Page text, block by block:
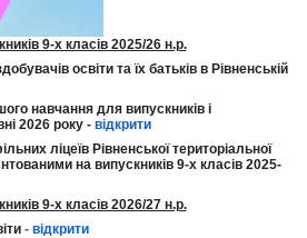
9-х класів 2025/26 н.р.
освіти та їх батьків в Рівненській
навчання для випускників і
2026 року - відкрити
ліцеїв Рівненської територіальної
на випускників 9-х класів 2025-
9-х класів 2026/27 н.р.
- відкрити